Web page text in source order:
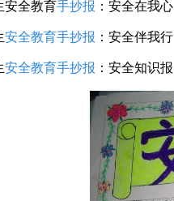
全教育手抄报 ：安全在我心
安全教育手抄报 ：安全伴我行
安全教育手抄报 ：安全知识报